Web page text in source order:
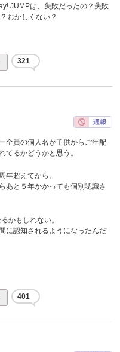
JUMPは、失敗だったの？失敗
おかしくない？
321
全員の個人名が子供からご年配
てるかどうかと思う。
年超えてから。
あと５年かかっても個別認識さ
かもしれない。
に認知されるようになったんだ
401